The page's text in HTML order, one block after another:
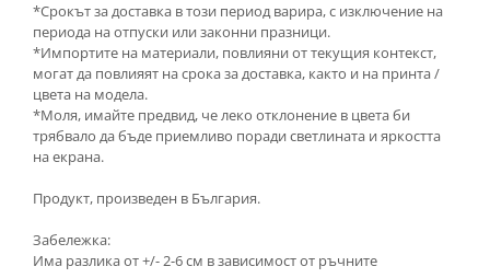
*Срокът за доставка в този период варира, с изключение на
периода на отпуски или законни празници.
*Импортите на материали, повлияни от текущия контекст,
могат да повлияят на срока за доставка, както и на принта /
цвета на модела.
*Моля, имайте предвид, че леко отклонение в цвета би
трябвало да бъде приемливо поради светлината и яркостта
на екрана.
Продукт, произведен в България.
Забележка:
Има разлика от +/- 2-6 см в зависимост от ръчните